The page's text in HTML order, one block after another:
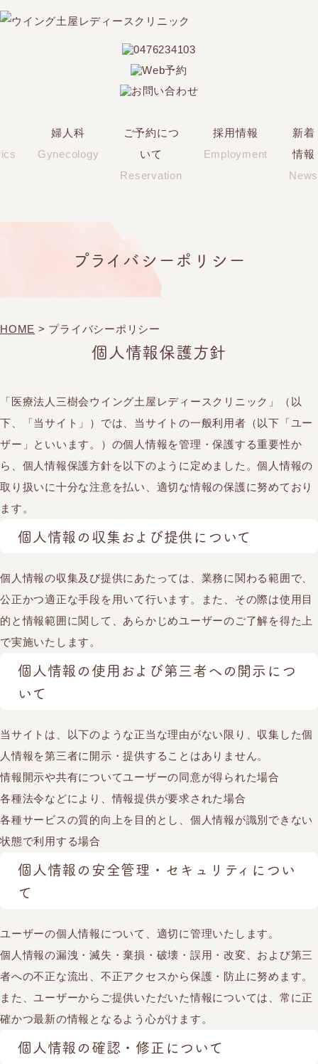
婦人科
Gynecology
ご予約につ
いて
Reservation
採用情報
Employment
新着
情報
News
プライバシーポリシー
HOME > プライバシーポリシー
個人情報保護方針
「医療法人三樹会ウイング土屋レディースクリニック」（以
下、「当サイト」）では、 当サイトの一般利用者（以下「ユー
ザー」といいます。）の個人情報を管理・保護する重要性か
ら、 個人情報保護方針を以下のように定めました。個人情報の
取り扱いに十分な注意を払い、適切な情報の保護に努めており
ます。
個人情報の収集および提供について
個人情報の収集及び提供にあたっては、業務に関わる範囲で、
公正かつ適正な手段を用いて行います。また、その際は使用目
的と情報範囲に関して、あらかじめユーザーのご了解を得た上
で実施いたします。
個人情報の使用および第三者への開示につ
いて
当サイトは、以下のような正当な理由がない限り、収集した個
人情報を第三者に開示・提供することはありません。
情報開示や共有についてユーザーの同意が得られた場合
各種法令などにより、情報提供が要求された場合
各種サービスの質的向上を目的とし、個人情報が識別できない
状態で利用する場合
個人情報の安全管理・セキュリティについ
て
ユーザーの個人情報について、適切に管理いたします。
個人情報の漏洩・滅失・棄損・破壊・誤用・改変、および第三
者への不正な流出、不正アクセスから保護・防止に努めます。
また、ユーザーからご提供いただいた情報については、常に正
確かつ最新の情報となるよう心がけます。
個人情報の確認・修正について